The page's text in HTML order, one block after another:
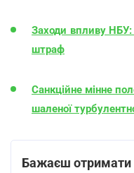
Заходи впливу НБУ:
штраф
Санкційне мінне
шаленої
Бажаєш отримати